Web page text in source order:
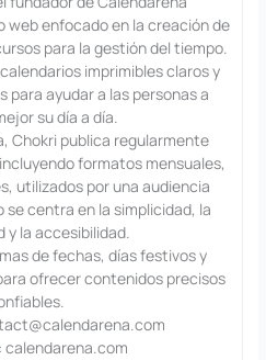
web enfocado en la creación de
para la gestión del tiempo.
imprimibles claros y
para ayudar a las personas a
su día a día.
Chokri publica regularmente
formatos mensuales,
utilizados por una audiencia
centra en la simplicidad, la
y la accesibilidad.
de fechas, días festivos y
ofrecer contenidos precisos
calendarena.com